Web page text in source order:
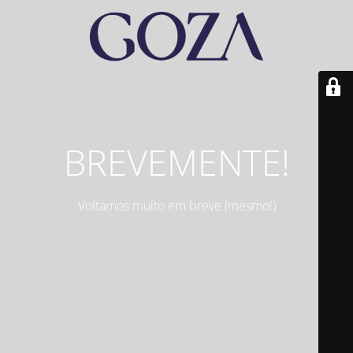
BREVEMENTE!
Voltamos muito em breve (mesmo!)